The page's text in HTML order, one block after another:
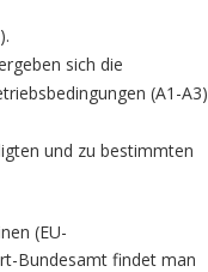
sich die
(A1-A3)
und zu bestimmten
(EU-
Bundesamt findet man